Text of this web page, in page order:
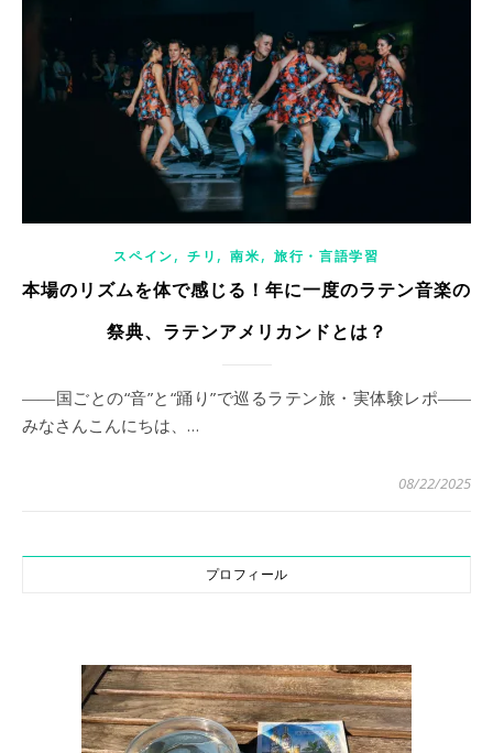
スペイン,チリ ,南米, 旅行・言語学習
本場のリズムを体で感じる！年に一度のラテン音楽の
祭典、ラテンアメリカンドとは？
――国ごとの“音”と“踊り”で巡るラテン旅・実体験レポ――
みなさんこんにちは、…
08/22/2025
プロフィール